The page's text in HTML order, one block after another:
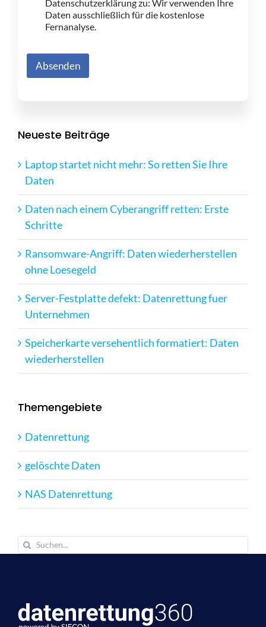
Datenschutzerklärung zu: Wir verwenden Ihre
Daten ausschließlich für die kostenlose
Fernanalyse.
Absenden
Neueste Beiträge
Laptop startet nicht mehr: So retten Sie Ihre
Daten
Daten nach einem Cyberangriff retten: Erste
Schritte
Ransomware-Angriff: Daten wiederherstellen
ohne Loesegeld
Server-Festplatte defekt: Datenrettung fuer
Unternehmen
Speicherkarte versehentlich formatiert: Daten
wiederherstellen
Themengebiete
Datenrettung
gelöschte Daten
NAS Datenrettung
Suche